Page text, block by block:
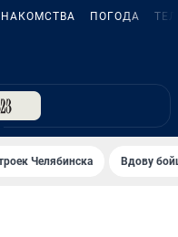
ПОГОДА
Челябинска Вдову